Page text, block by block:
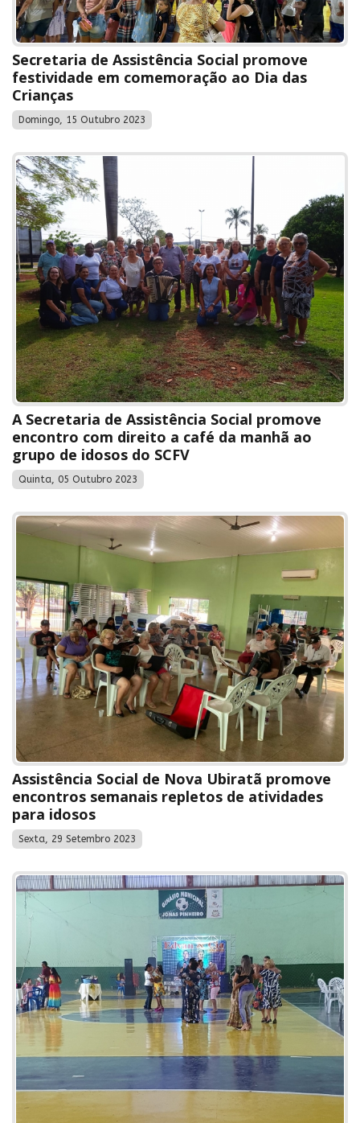
Secretaria de Assistência Social promove
festividade em comemoração ao Dia das
Crianças
Domingo, 15 Outubro 2023
A Secretaria de Assistência Social promove
encontro com direito a café da manhã ao
grupo de idosos do SCFV
Quinta, 05 Outubro 2023
Assistência Social de Nova Ubiratã promove
encontros semanais repletos de atividades
para idosos
Sexta, 29 Setembro 2023